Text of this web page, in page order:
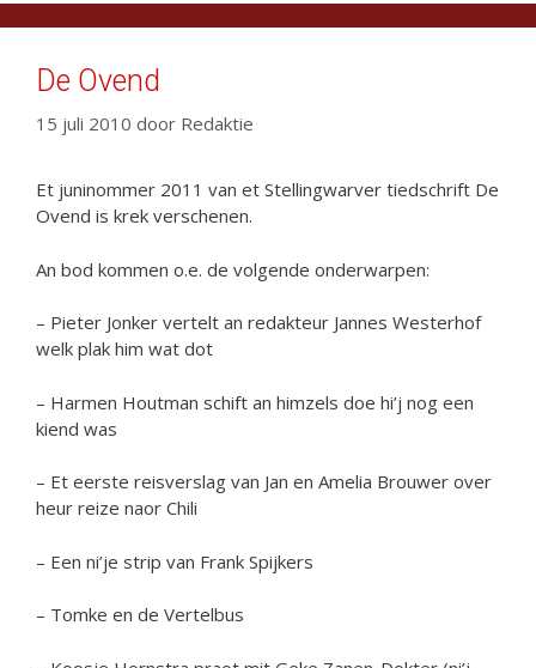
De Ovend
15 juli 2010 door Redaktie
Et juninommer 2011 van et Stellingwarver tiedschrift De
Ovend is krek verschenen.
An bod kommen o.e. de volgende onderwarpen:
– Pieter Jonker vertelt an redakteur Jannes Westerhof
welk plak him wat dot
– Harmen Houtman schift an himzels doe hi’j nog een
kiend was
– Et eerste reisverslag van Jan en Amelia Brouwer over
heur reize naor Chili
– Een ni’je strip van Frank Spijkers
– Tomke en de Vertelbus